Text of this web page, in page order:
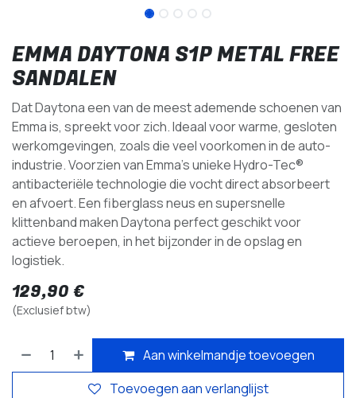
EMMA DAYTONA S1P METAL FREE
SANDALEN
Dat Daytona een van de meest ademende schoenen van
Emma is, spreekt voor zich. Ideaal voor warme, gesloten
werkomgevingen, zoals die veel voorkomen in de auto-
industrie. Voorzien van Emma's unieke Hydro-Tec®
antibacteriële technologie die vocht direct absorbeert
en afvoert. Een fiberglass neus en supersnelle
klittenband maken Daytona perfect geschikt voor
actieve beroepen, in het bijzonder in de opslag en
logistiek.
129,90 €
(Exclusief btw)
Aan winkelmandje toevoegen
Toevoegen aan verlanglijst